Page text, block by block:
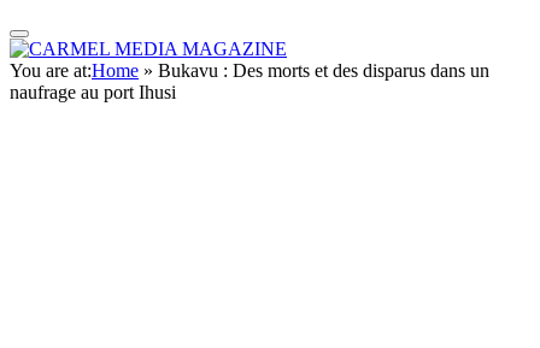
You are at:Home » Bukavu : Des morts et des disparus dans un
naufrage au port Ihusi